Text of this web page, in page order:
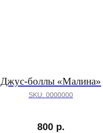
Джус-боллы «Малина»
SKU: 0000000
800 р.